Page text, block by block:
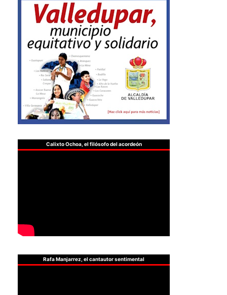
Calixto Ochoa, el filósofo del acordeón
Rafa Manjarrez, el cantautor sentimental